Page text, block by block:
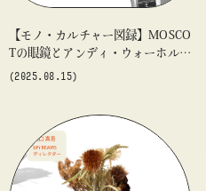
【モノ・カルチャー図録】MOSCO
Tの眼鏡とアンディ・ウォーホル周
辺の音楽
(2025.08.15)